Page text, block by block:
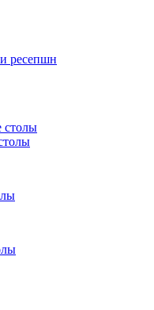
ресепшн
столы